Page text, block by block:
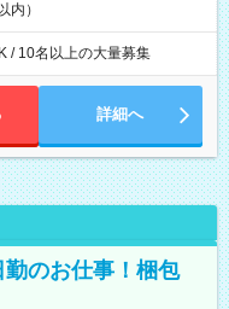
内）
/ 10名以上の大量募集
詳細へ
のお仕事！梱包